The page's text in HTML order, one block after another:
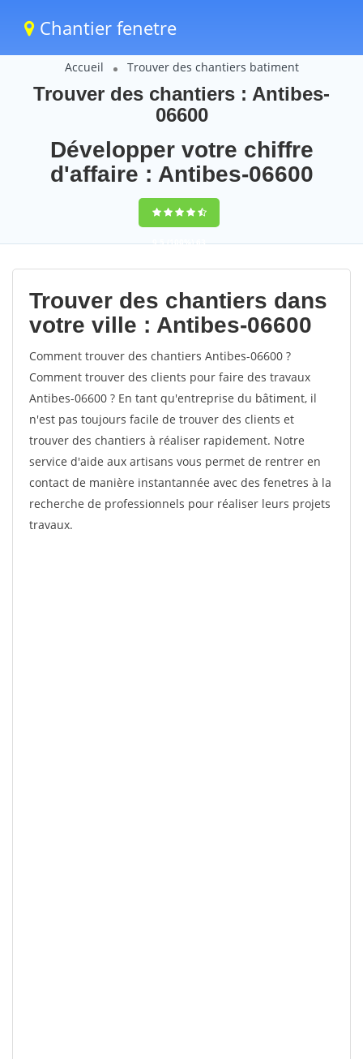
Chantier fenetre
Accueil Trouver des chantiers batiment
Trouver des chantiers : Antibes-
06600
Développer votre chiffre
d'affaire : Antibes-06600
9,5(100%)63
votes
Trouver des chantiers dans
votre ville : Antibes-06600
Comment trouver des chantiers Antibes-06600 ?
Comment trouver des clients pour faire des travaux
Antibes-06600 ? En tant qu'entreprise du bâtiment, il
n'est pas toujours facile de trouver des clients et
trouver des chantiers à réaliser rapidement. Notre
service d'aide aux artisans vous permet de rentrer en
contact de manière instantannée avec des fenetres à la
recherche de professionnels pour réaliser leurs projets
travaux.